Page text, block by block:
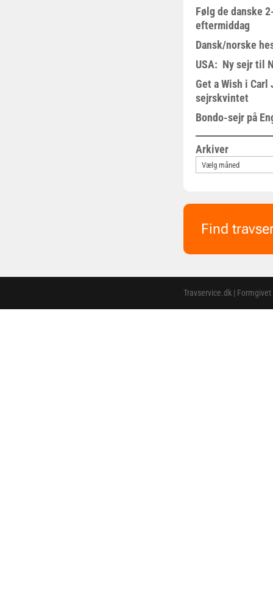
Følg de danske
eftermiddag
Dansk/norske
USA: Ny sejr til
Get a Wish i Carl
sejrskvintet
Bondo-sejr på
Arkiver
Find
Travservice.dk |